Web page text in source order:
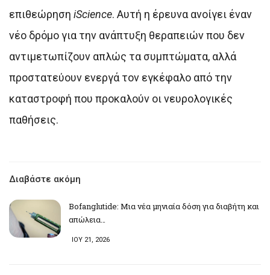
επιθεώρηση iScience. Αυτή η έρευνα ανοίγει έναν
νέο δρόμο για την ανάπτυξη θεραπειών που δεν
αντιμετωπίζουν απλώς τα συμπτώματα, αλλά
προστατεύουν ενεργά τον εγκέφαλο από την
καταστροφή που προκαλούν οι νευρολογικές
παθήσεις.
Διαβάστε ακόμη
Bofanglutide: Μια νέα μηνιαία δόση για διαβήτη και
απώλεια…
ΙΟΥ 21, 2026